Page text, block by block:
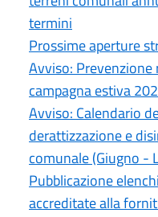
termini
Prossime aperture
Avviso:
campagna estiva
Avviso: Calendario
derattizzazione e
comunale (Giugno -
Pubblicazione
accreditate alla